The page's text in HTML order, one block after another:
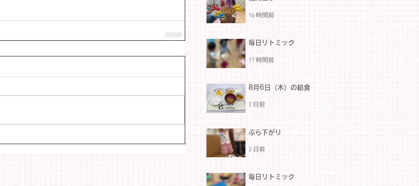
16 時間前
毎日リトミック
17 時間前
8月6日（木）の給食
2 日前
ぶら下がり
2 日前
毎日リトミック